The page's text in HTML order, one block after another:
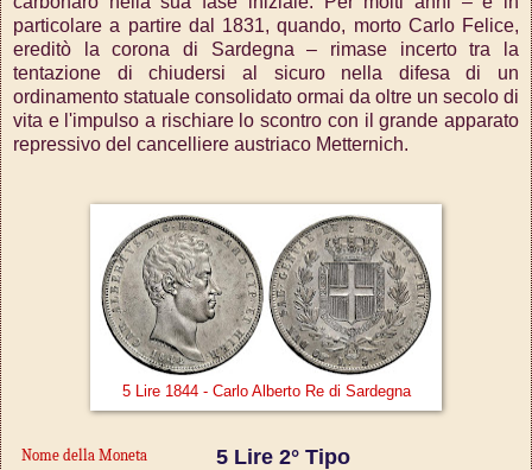
particolare a partire dal 1831, quando, morto Carlo Felice,
ereditò la corona di Sardegna ‒ rimase incerto tra la
tentazione di chiudersi al sicuro nella difesa di un
ordinamento statuale consolidato ormai da oltre un secolo di
vita e l'impulso a rischiare lo scontro con il grande apparato
repressivo del cancelliere austriaco Metternich.
5 Lire 1844 - Carlo Alberto Re di Sardegna
Nome della Moneta 5 Lire 2° Tipo